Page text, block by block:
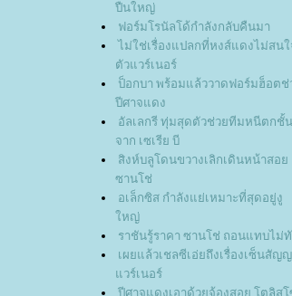
ปืนใหญ่
ฟอร์มโรนัลโด้กำลังกลับคืนมา
ไม่ใช่เรื่องแปลกที่หงส์แดงไม่สนใ
ตัวแวร์เนอร์
ป็อกบา พร้อมแล้ววาดฟอร์มฮ็อต
ปีศาจแดง
อัลเลกรี ทุ่มสุดตัวช่วยทีมหนีตกชั้น
จาก เซเรีย บี
สิงห์บลูโดนขวางเลิกเดินหน้าสอ
ซานโช่
อเล็กซิส กำลังแย่เหมาะที่สุดอยู่งู
หญ่
ราชันรู้ราคา ซานโช่ ถอนแทบไม่
เผยแล้วเชลซีเอ่ยถึงเรื่องเซ็นสัญ
วร์เนอร์
ปีศาจแดงเอาด้วยจ้องสอย โตลิส